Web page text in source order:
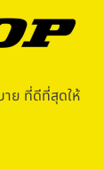
ย ที่ดีที่สุดให้